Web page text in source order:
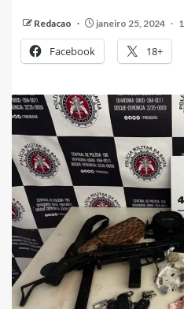
Redacao janeiro 25, 2024
Facebook 18+